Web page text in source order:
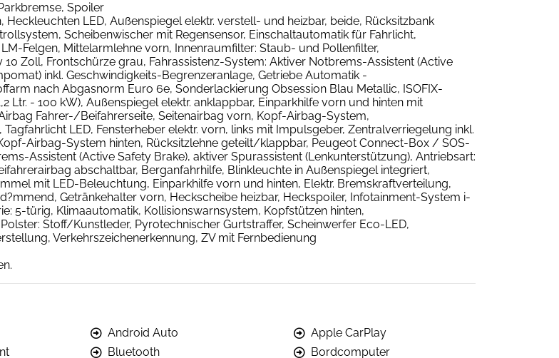
Spoiler
Heckleuchten LED, Außenspiegel elektr. verstell- und heizbar, beide, Rücksitzbank
Scheibenwischer mit Regensensor, Einschaltautomatik für Fahrlicht,
Felgen, Mittelarmlehne vorn, Innenraumfilter: Staub- und Pollenfilter,
Zoll, Frontschürze grau, Fahrassistenz-System: Aktiver Notbrems-Assistent (Active
inkl. Geschwindigkeits-Begrenzeranlage, Getriebe Automatik -
nach Abgasnorm Euro 6e, Sonderlackierung Obsession Blau Metallic, ISOFIX-
Ltr. - 100 kW), Außenspiegel elektr. anklappbar, Einparkhilfe vorn und hinten mit
Fahrer-/Beifahrerseite, Seitenairbag vorn, Kopf-Airbag-System,
LED, Fensterheber elektr. vorn, links mit Impulsgeber, Zentralverriegelung inkl.
Airbag-System hinten, Rücksitzlehne geteilt/klappbar, Peugeot Connect-Box / SOS-
Assistent (Active Safety Brake), aktiver Spurassistent (Lenkunterstützung), Antriebsart:
abschaltbar, Berganfahrhilfe, Blinkleuchte in Außenspiegel integriert,
mit LED-Beleuchtung, Einparkhilfe vorn und hinten, Elektr. Bremskraftverteilung,
Getränkehalter vorn, Heckscheibe heizbar, Heckspoiler, Infotainment-System i-
5-türig, Klimaautomatik, Kollisionswarnsystem, Kopfstützen hinten,
Stoff/Kunstleder, Pyrotechnischer Gurtstraffer, Scheinwerfer Eco-LED,
Verkehrszeichenerkennung, ZV mit Fernbedienung
Android Auto
Apple CarPlay
Bluetooth
Bordcomputer